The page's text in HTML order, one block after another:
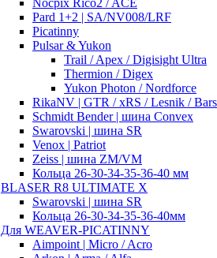
Nocpix Rico2 / ACE
Pard 1+2 | SA/NV008/LRF
Picatinny
Pulsar & Yukon
Trail / Apex / Digisight Ultra
Thermion / Digex
Yukon Photon / Nordforce
RikaNV | GTR / xRS / Lesnik /
Schmidt Bender | шина Convex
Swarovski | шина SR
Venox | Patriot
Zeiss | шина ZM/VM
Кольца 26-30-34-35-36-40 мм
BLASER R8 ULTIMATE X
Swarovski | шина SR
Кольца 26-30-34-35-36-40мм
Для WEAVER-PICATINNY
Aimpoint | Micro / Acro